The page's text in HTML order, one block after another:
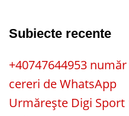
Subiecte recente
+40747644953
cereri de WhatsApp
Urmărește Digi Sport